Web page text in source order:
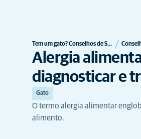
Tem um gato? Conselhos de Saúde para Gatos | AniCura Portug…
Alergia
diagnosticar e
Gato
O termo alergia alimentar
alimento.